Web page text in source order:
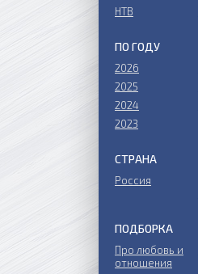
НТВ
ПО ГОДУ
2026
2025
2024
2023
СТРАНА
Россия
ПОДБОРКА
Про любовь и
отношения